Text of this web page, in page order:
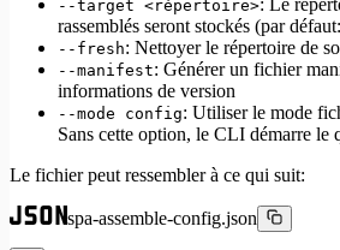
--target <répertoire>
rassemblés seront stockés (par défaut:
--fresh: Nettoyer le répertoire de
--manifest: Générer un fichier
informations de version
--mode config: Utiliser le mode
Sans cette option, le CLI démarre le
Le fichier peut ressembler à ce qui suit:
spa-assemble-config.json